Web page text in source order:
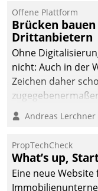
Einsparungen
Prozesse. Doch
mit der Einführung
getan. Die
die Bereitschaft,
und zu verändern.
Offene Plattform
Brücken bauen
Drittanbietern
Ohne
nicht: Auch in der
Zeichen daher
Branchen.
Andreas Lerchner
PropTechCheck
What’s up,
Eine neue